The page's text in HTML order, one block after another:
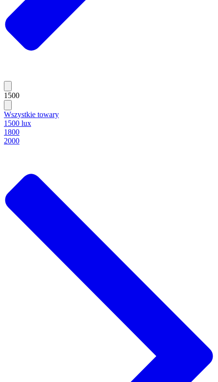
1500
Wszystkie towary
1500 lux
1800
2000